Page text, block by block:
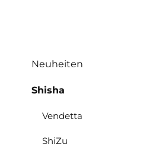
Neuheiten
Shisha
Vendetta
ShiZu